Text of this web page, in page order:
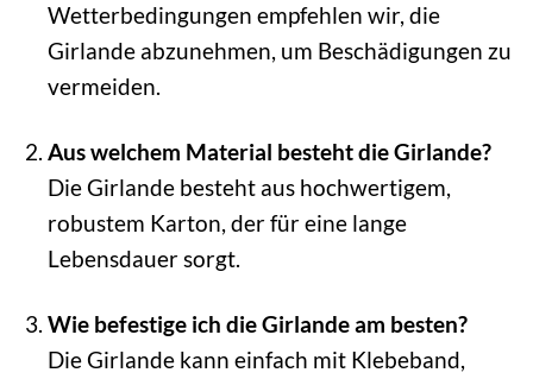
Wetterbedingungen empfehlen wir, die
Girlande abzunehmen, um Beschädigungen zu
vermeiden.
Aus welchem Material besteht die Girlande?
Die Girlande besteht aus hochwertigem,
robustem Karton, der für eine lange
Lebensdauer sorgt.
Wie befestige ich die Girlande am besten?
Die Girlande kann einfach mit Klebeband,